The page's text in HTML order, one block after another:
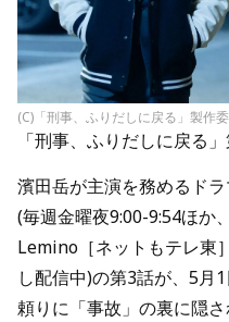
(C)「刑事、ふりだしに戻る」製作
「刑事、ふりだしに戻る
濱田岳が主演を務めるド
(毎週金曜夜9:00-9:54ほか
Lemino［ネットもテレ東
し配信中)の第3話が、5月
頼りに「事故」の裏に隠